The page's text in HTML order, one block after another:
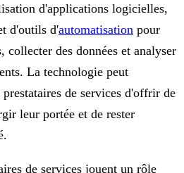
d'applications logicielles,
d'outils d'automatisation pour
collecter des données et analyser
La technologie peut
de services d'offrir de
leur portée et de rester
de services jouent un rôle